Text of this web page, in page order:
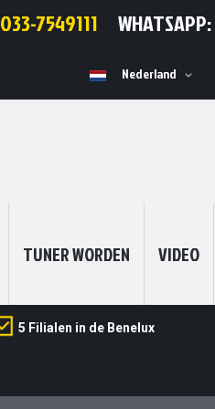
033-7549111 WHATSAPP:
Selecteer
Nederland
TUNER WORDEN VIDEO
5 Filialen in de Benelux